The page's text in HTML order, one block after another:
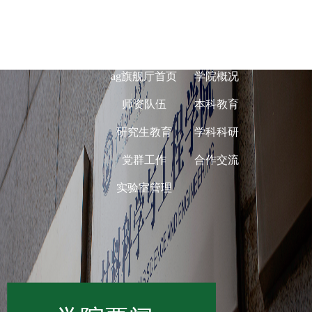
ag旗舰厅首页 学院概况
师资队伍 本科教育
研究生教育 学科科研
党群工作 合作交流
实验室管理